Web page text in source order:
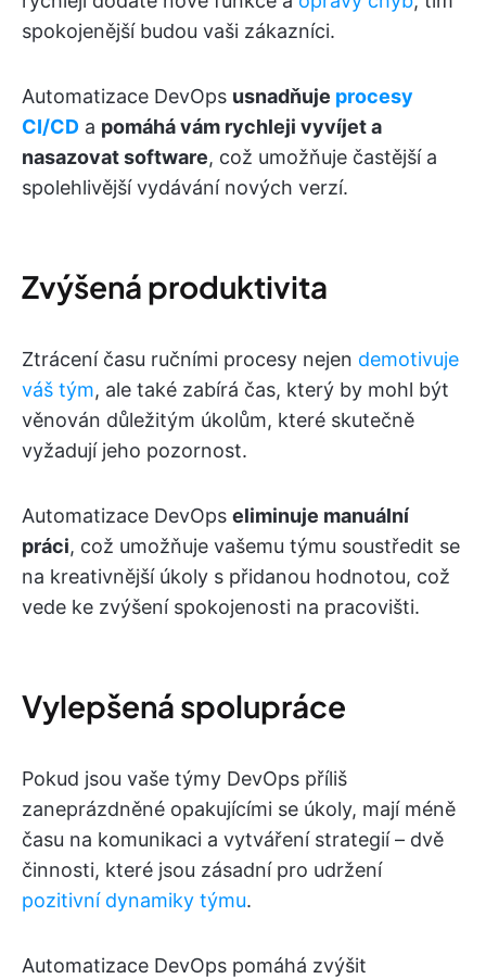
spokojenější budou vaši zákazníci.
Automatizace DevOps usnadňuje procesy
CI/CD a pomáhá vám rychleji vyvíjet a
nasazovat software, což umožňuje častější a
spolehlivější vydávání nových verzí.
Zvýšená produktivita
Ztrácení času ručními procesy nejen demotivuje
váš tým, ale také zabírá čas, který by mohl být
věnován důležitým úkolům, které skutečně
vyžadují jeho pozornost.
Automatizace DevOps eliminuje manuální
práci, což umožňuje vašemu týmu soustředit se
na kreativnější úkoly s přidanou hodnotou, což
vede ke zvýšení spokojenosti na pracovišti.
Vylepšená spolupráce
Pokud jsou vaše týmy DevOps příliš
zaneprázdněné opakujícími se úkoly, mají méně
času na komunikaci a vytváření strategií – dvě
činnosti, které jsou zásadní pro udržení
pozitivní dynamiky týmu.
Automatizace DevOps pomáhá zvýšit